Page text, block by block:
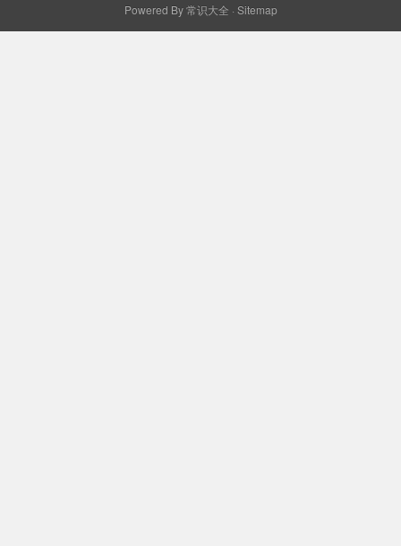
Powered By常识大全 · Sitemap